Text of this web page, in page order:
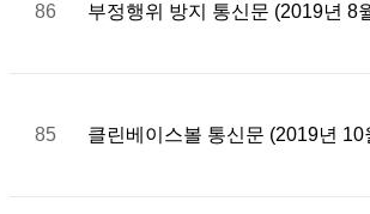
86 부정행위 방지 통신문 (2019년 8
85 클린베이스볼 통신문 (2019년 10